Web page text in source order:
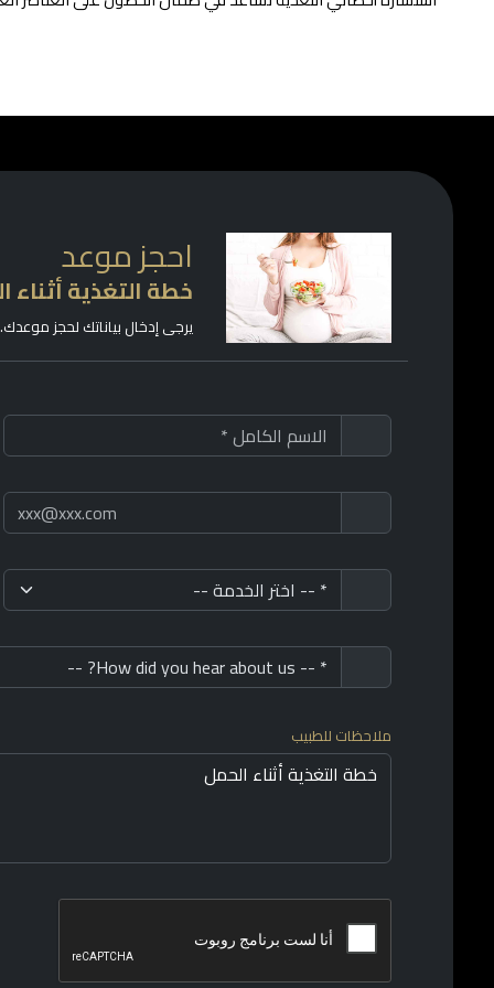
احجز موعد
خطة التغذية أثناء
يرجى إدخال بياناتك لحجز موعدك.
ملاحظات للطبيب